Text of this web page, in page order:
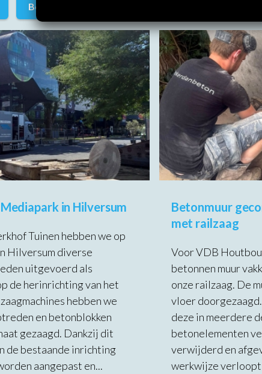
Boren
in Hilversum
Tuinen hebben we op
Hilversum diverse
uitgevoerd als
de herinrichting van het
hebben we
en betonblokken
gezaagd. Dankzij dit
de bestaande inrichting
aangepast en...
Betonmuur
met railzaag
Voor VDB
betonnen muur
onze railzaag. De
vloer
deze in meerdere
betonelementen
verwijderd en
werkwijze